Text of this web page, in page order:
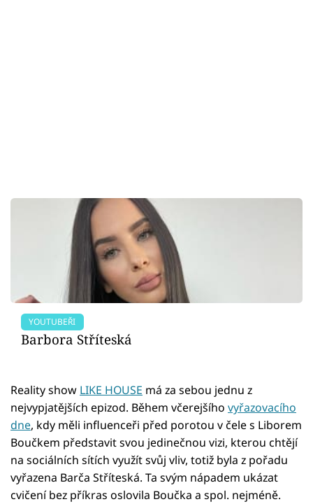
YOUTUBEŘI
Barbora Stříteská
Reality show LIKE HOUSE má za sebou jednu z
nejvypjatějších epizod. Během včerejšího vyřazovacího
dne, kdy měli influenceři před porotou v čele s Liborem
Boučkem představit svou jedinečnou vizi, kterou chtějí
na sociálních sítích využít svůj vliv, totiž byla z pořadu
vyřazena Barča Stříteská. Ta svým nápadem ukázat
cvičení bez příkras oslovila Boučka a spol. nejméně.